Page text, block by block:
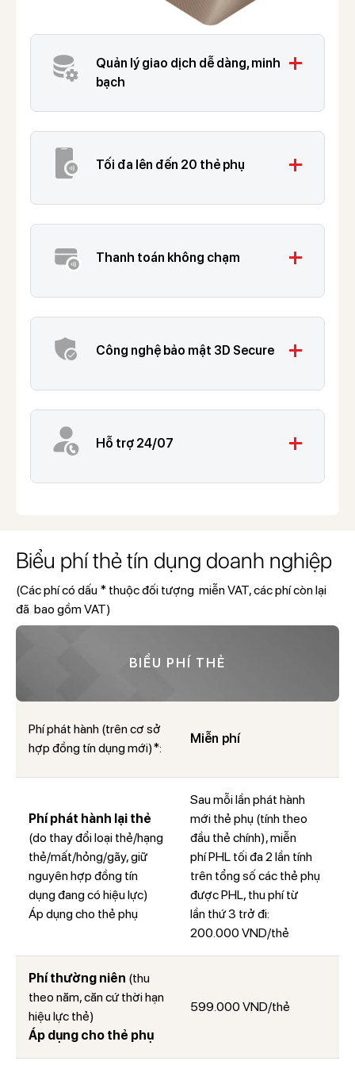
Quản lý giao dịch dễ dàng, minh
bạch
add
Tối đa lên đến 20 thẻ phụ add
Thanh toán không chạm add
Công nghệ bảo mật 3D Secure add
Hỗ trợ 24/07 add
Biểu phí thẻ tín dụng doanh nghiệp
(Các phí có dấu * thuộc đối tượng miễn VAT, các phí còn lại
đã bao gồm VAT)
BIỂU PHÍ THẺ
Phí phát hành (trên cơ sở
hợp đồng tín dụng mới)*:
Miễn phí
Phí phát hành lại thẻ
(do thay đổi loại thẻ/hạng
thẻ/mất/hỏng/gãy, giữ
nguyên hợp đồng tín
dụng đang có hiệu lực)
Áp dụng cho thẻ phụ
Sau mỗi lần phát hành
mới thẻ phụ (tính theo
đầu thẻ chính), miễn
phí PHL tối đa 2 lần tính
trên tổng số các thẻ phụ
được PHL, thu phí từ
lần thứ 3 trở đi:
200.000 VND/thẻ
Phí thường niên (thu
theo năm, căn cứ thời hạn
hiệu lực thẻ)
Áp dụng cho thẻ phụ
599.000 VND/thẻ